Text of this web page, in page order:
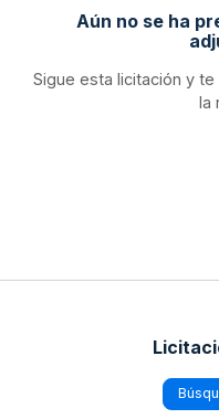
Aún no se ha
Sigue esta licitación y
la